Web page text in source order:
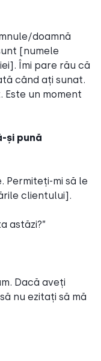
doamnă
[numele
Îmi pare rău că
când ați sunat.
Este un moment
și pună
Permiteți-mi să le
clientului].
astăzi?”
Dacă aveți
nu ezitați să mă